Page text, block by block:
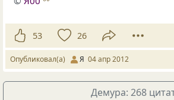
53 26
Опубликовал(а) Я 04 апр 2012
Демура: 268